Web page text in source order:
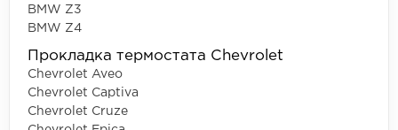
BMW Z3
BMW Z4
Прокладка термостата Chevrolet
Chevrolet Aveo
Chevrolet Captiva
Chevrolet Cruze